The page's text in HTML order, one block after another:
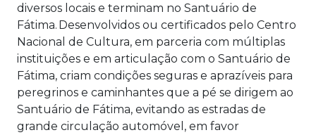
diversos locais e terminam no Santuário de
Fátima. Desenvolvidos ou certificados pelo Centro
Nacional de Cultura, em parceria com múltiplas
instituições e em articulação com o Santuário de
Fátima, criam condições seguras e aprazíveis para
peregrinos e caminhantes que a pé se dirigem ao
Santuário de Fátima, evitando as estradas de
grande circulação automóvel, em favor